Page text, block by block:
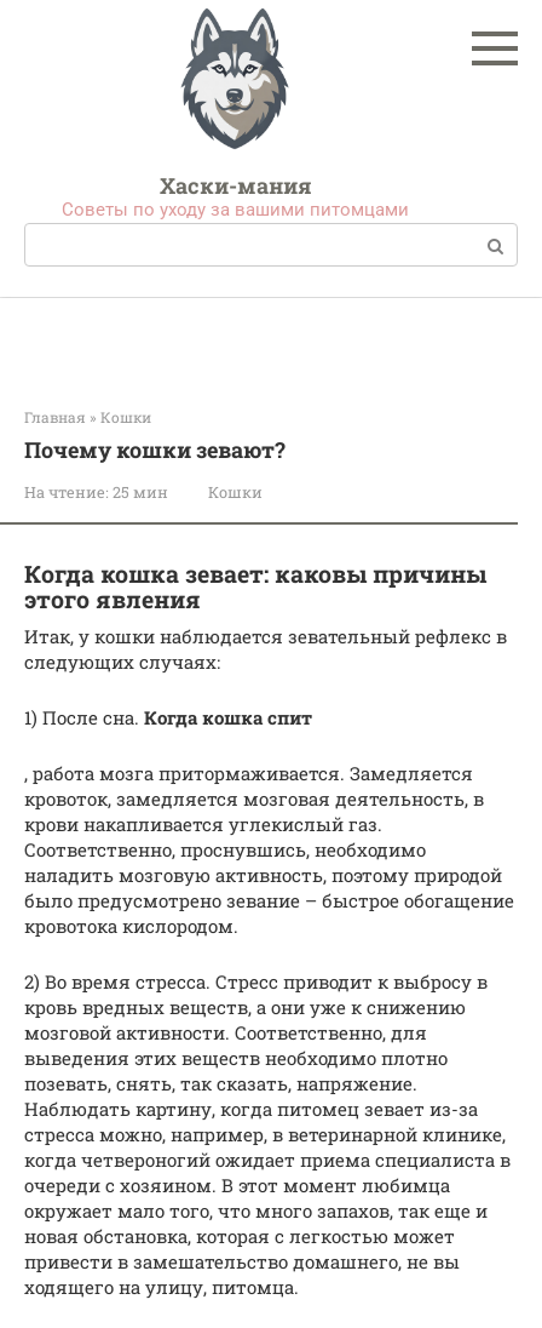
Хаски-мания
Советы по уходу за вашими питомцами
Поиск:
Главная » Кошки
Почему кошки зевают?
На чтение: 25 мин Кошки
Когда кошка зевает: каковы причины
этого явления
Итак, у кошки наблюдается зевательный рефлекс в
следующих случаях:
1) После сна. Когда кошка спит
, работа мозга притормаживается. Замедляется
кровоток, замедляется мозговая деятельность, в
крови накапливается углекислый газ.
Соответственно, проснувшись, необходимо
наладить мозговую активность, поэтому природой
было предусмотрено зевание – быстрое обогащение
кровотока кислородом.
2) Во время стресса. Стресс приводит к выбросу в
кровь вредных веществ, а они уже к снижению
мозговой активности. Соответственно, для
выведения этих веществ необходимо плотно
позевать, снять, так сказать, напряжение.
Наблюдать картину, когда питомец зевает из-за
стресса можно, например, в ветеринарной клинике,
когда четвероногий ожидает приема специалиста в
очереди с хозяином. В этот момент любимца
окружает мало того, что много запахов, так еще и
новая обстановка, которая с легкостью может
привести в замешательство домашнего, не вы
ходящего на улицу, питомца.